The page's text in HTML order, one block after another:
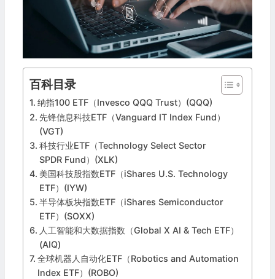
百科目录
纳指100 ETF（Invesco QQQ Trust）(QQQ)
先锋信息科技ETF（Vanguard IT Index Fund）
(VGT)
科技行业ETF（Technology Select Sector
SPDR Fund）(XLK)
美国科技股指数ETF（iShares U.S. Technology
ETF）(IYW)
半导体板块指数ETF（iShares Semiconductor
ETF）(SOXX)
人工智能和大数据指数（Global X AI & Tech ETF）
(AIQ)
全球机器人自动化ETF（Robotics and Automation
Index ETF）(ROBO)